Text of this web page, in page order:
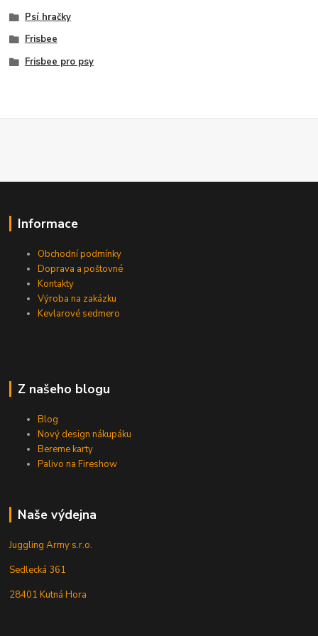
Psí hračky
Frisbee
Frisbee pro psy
Informace
Obchodní podmínky
Doprava a poštovné
Kontakty
Výroba na zakázku
Kevlarové sedmero
Z našeho blogu
Blog
Nový design nákupáku
Bereme karty
Palivo na Fireshow
Naše výdejna
Juggling Army s.r.o.
Sedlecká 361
28401 Kutná Hora